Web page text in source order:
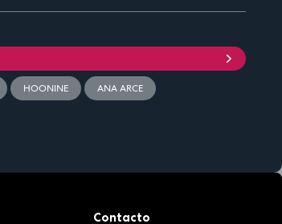
HOONINE ANA ARCE
Contacto